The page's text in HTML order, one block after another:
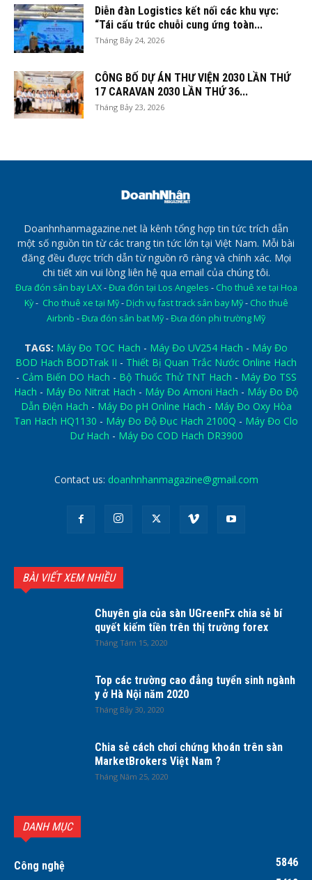
Diễn đàn Logistics kết nối các khu vực:
“Tái cấu trúc chuỗi cung ứng toàn...
Tháng Bảy 24, 2026
CÔNG BỐ DỰ ÁN THƯ VIỆN 2030 LẦN THỨ
17 CARAVAN 2030 LẦN THỨ 36...
Tháng Bảy 23, 2026
Doanhnhanmagazine.net là kênh tổng hợp tin tức trích dẫn
một số nguồn tin từ các trang tin tức lớn tại Việt Nam. Mỗi bài
đăng đều được trích dẫn từ nguồn rõ ràng và chính xác. Mọi
chi tiết xin vui lòng liên hệ qua email của chúng tôi.
Đưa đón sân bay LAX-Đưa đón tại Los Angeles - Cho thuê xe tại Hoa
Kỳ- Cho thuê xe tại Mỹ- Dịch vụ fast track sân bay Mỹ- Cho thuê
Airbnb -Đưa đón sân bat Mỹ-Đưa đón phi trường Mỹ
TAGS: Máy Đo TOC Hach - Máy Đo UV254 Hach - Máy Đo
BOD Hach BODTrak II - Thiết Bị Quan Trắc Nước Online Hach
- Cảm Biến DO Hach - Bộ Thuốc Thử TNT Hach - Máy Đo TSS
Hach - Máy Đo Nitrat Hach - Máy Đo Amoni Hach - Máy Đo Độ
Dẫn Điện Hach - Máy Đo pH Online Hach - Máy Đo Oxy Hòa
Tan Hach HQ1130 - Máy Đo Độ Đục Hach 2100Q - Máy Đo Clo
Dư Hach - Máy Đo COD Hach DR3900
Contact us: doanhnhanmagazine@gmail.com
BÀI VIẾT XEM NHIỀU
Chuyên gia của sàn UGreenFx chia sẻ bí
quyết kiếm tiền trên thị trường forex
Tháng Tám 15, 2020
Top các trường cao đẳng tuyển sinh ngành
y ở Hà Nội năm 2020
Tháng Bảy 30, 2020
Chia sẻ cách chơi chứng khoán trên sàn
MarketBrokers Việt Nam ?
Tháng Năm 25, 2020
DANH MỤC
Công nghệ
5846